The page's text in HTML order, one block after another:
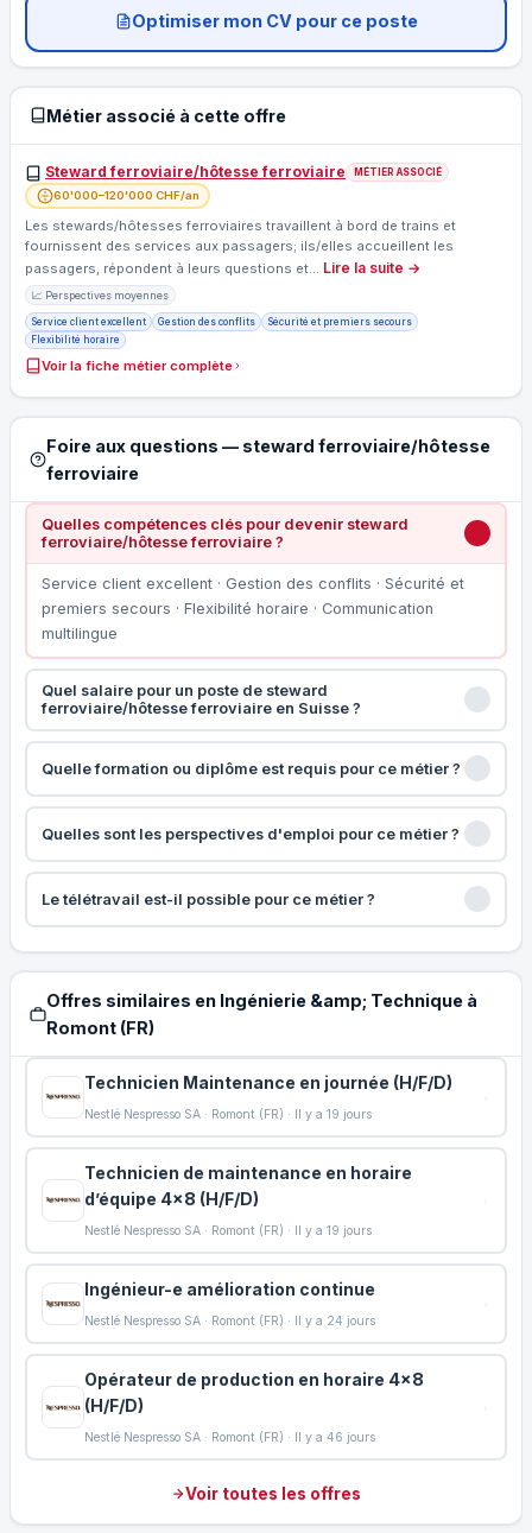
Optimiser mon CV pour ce poste
Métier associé à cette offre
Steward ferroviaire/hôtesse ferroviaire MÉTIER ASSOCIÉ
60'000–120'000 CHF/an
Les stewards/hôtesses ferroviaires travaillent à bord de trains et
fournissent des services aux passagers; ils/elles accueillent les
passagers, répondent à leurs questions et… Lire la suite →
📈 Perspectives moyennes
Service client excellent Gestion des conflits
Sécurité et premiers secours
Flexibilité horaire
Voir la fiche métier complète
Foire aux questions — steward ferroviaire/hôtesse
ferroviaire
Quelles compétences clés pour devenir steward
ferroviaire/hôtesse ferroviaire ?
Service client excellent · Gestion des conflits · Sécurité et
premiers secours · Flexibilité horaire · Communication
multilingue
Quel salaire pour un poste de steward
ferroviaire/hôtesse ferroviaire en Suisse ?
Quelle formation ou diplôme est requis pour ce métier ?
Quelles sont les perspectives d'emploi pour ce métier ?
Le télétravail est-il possible pour ce métier ?
Offres similaires en Ingénierie &amp; Technique à
Romont (FR)
Technicien Maintenance en journée (H/F/D)
Nestlé Nespresso SA · Romont (FR) · Il y a 19 jours
Technicien de maintenance en horaire
d’équipe 4x8 (H/F/D)
Nestlé Nespresso SA · Romont (FR) · Il y a 19 jours
Ingénieur-e amélioration continue
Nestlé Nespresso SA · Romont (FR) · Il y a 24 jours
Opérateur de production en horaire 4x8
(H/F/D)
Nestlé Nespresso SA · Romont (FR) · Il y a 46 jours
Voir toutes les offres